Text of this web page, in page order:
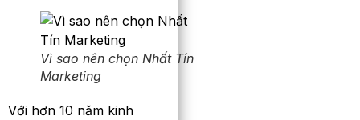
Vì sao nên chọn Nhất Tín
Marketing
Với hơn 10 năm kinh